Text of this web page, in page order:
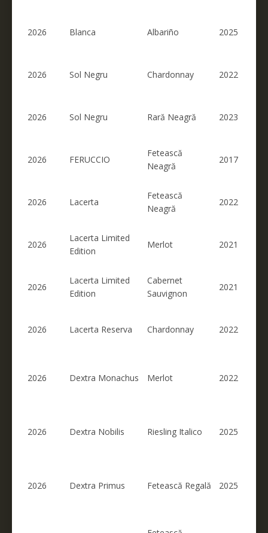
2026 Blanca Albariño 2025
2026 Sol Negru Chardonnay 2022
2026 Sol Negru Rară Neagră 2023
2026 FERUCCIO
Fetească
Neagră
2017
2026 Lacerta
Fetească
Neagră
2022
2026
Lacerta Limited
Edition
Merlot 2021
2026
Lacerta Limited
Edition
Cabernet
Sauvignon
2021
2026 Lacerta Reserva Chardonnay 2022
2026 Dextra Monachus Merlot 2022
2026 Dextra Nobilis Riesling Italico 2025
2026 Dextra Primus Fetească Regală 2025